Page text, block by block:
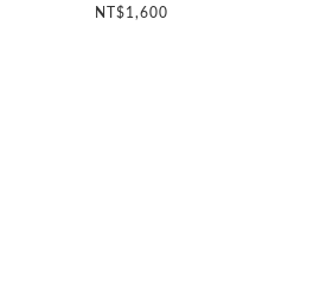
NT$1,600